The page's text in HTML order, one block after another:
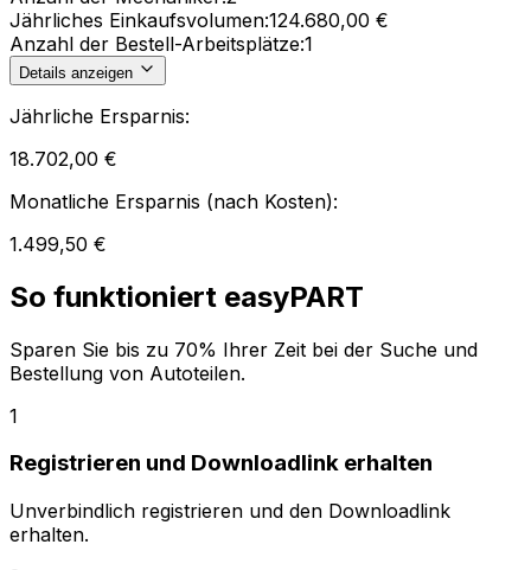
Jährliches Einkaufsvolumen:124.680,00 €
Anzahl der Bestell-Arbeitsplätze:1
Details anzeigen
Jährliche Ersparnis:
18.702,00 €
Monatliche Ersparnis (nach Kosten):
1.499,50 €
So funktioniert easyPART
Sparen Sie bis zu 70% Ihrer Zeit bei der Suche und
Bestellung von Autoteilen.
1
Registrieren und Downloadlink erhalten
Unverbindlich registrieren und den Downloadlink
erhalten.